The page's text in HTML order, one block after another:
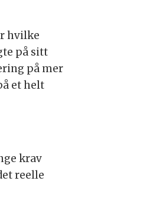
hvilke
på sitt
på mer
et helt
krav
reelle